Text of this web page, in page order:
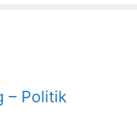
– Politik